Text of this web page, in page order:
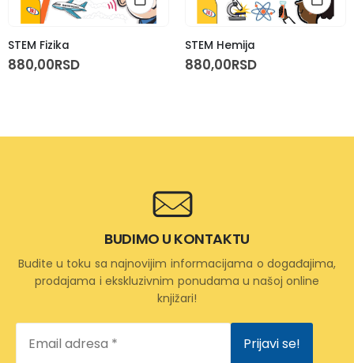
STEM Fizika
880,00RSD
STEM Hemija
880,00RSD
Email
adresa
BUDIMO U KONTAKTU
Budite u toku sa najnovijim informacijama o događajima,
prodajama i ekskluzivnim ponudama u našoj online
knjižari!